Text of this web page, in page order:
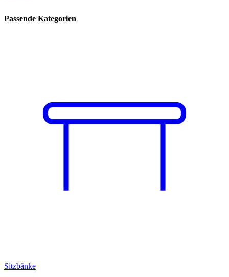
Passende Kategorien
Sitzbänke